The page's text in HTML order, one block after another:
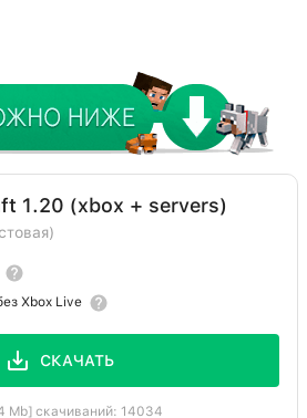
1.20 (xbox + servers)
Xbox Live
СКАЧАТЬ
Mb] скачиваний: 14034